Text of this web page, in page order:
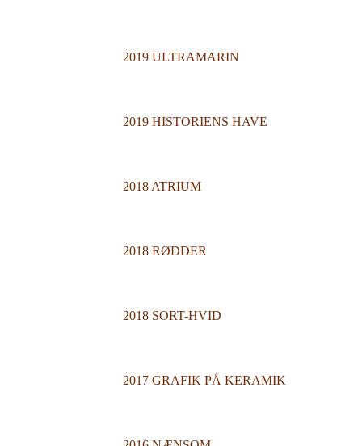
2019 ULTRAMARIN
2019 HISTORIENS HAVE
2018 ATRIUM
2018 RØDDER
2018 SORT-HVID
2017 GRAFIK PÅ KERAMIK